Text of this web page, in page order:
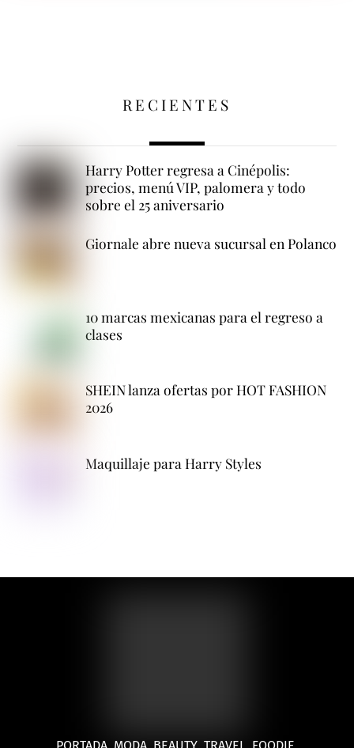
RECIENTES
Harry Potter regresa a Cinépolis:
precios, menú VIP, palomera y todo
sobre el 25 aniversario
Giornale abre nueva sucursal en Polanco
10 marcas mexicanas para el regreso a
clases
SHEIN lanza ofertas por HOT FASHION
2026
Maquillaje para Harry Styles
PORTADA MODA BEAUTY TRAVEL FOODIE